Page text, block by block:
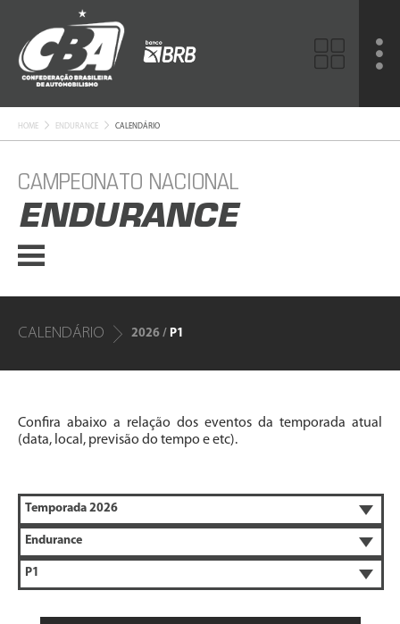
HOME ENDURANCE CALENDÁRIO
CAMPEONATO NACIONAL
ENDURANCE
CALENDÁRIO 2026 / P1
Confira abaixo a relação dos eventos da temporada atual
(data, local, previsão do tempo e etc).